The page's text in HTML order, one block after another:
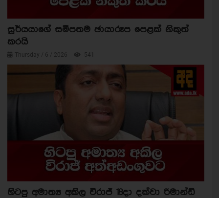
සූර්යයාගේ සමීපතම ඡායාරූප පෙළක් නිකුත්
කරයි
Thursday / 6 / 2026 541
හිටපු අමාත්‍ය අකිල විරාජ් 18දා දක්වා රිමාන්ඩ්